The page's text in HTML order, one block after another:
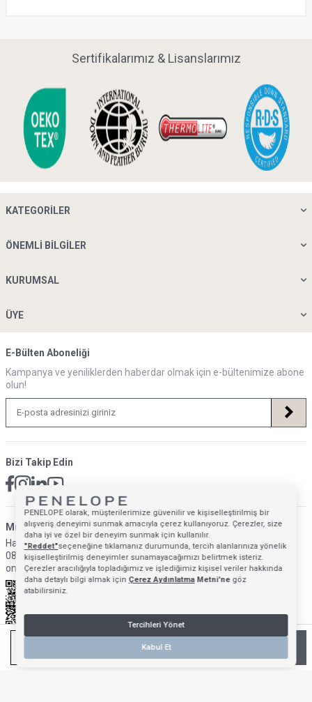
Anasayfa Mağazalarımız Favorilerim Giriş Yap Sepetim
SEPETE EKLE
Sertifikalarımız & Lisanslarımız
KATEGORILER
ÖNEMLI BILGILER
KURUMSAL
ÜYE
E-Bülten Aboneliği
Kampanya ve yeniliklerden haberdar olmak için e-bültenimize abone
olun!
Bizi Takip Edin
Müsteri Hizmetleri İletişim Adresi
Hafta İçi: 09:00 - 18:00
0850 640 1993
onlinedestek@penelopebedroom.com
PENELOPE olarak, müşterilerimize güvenilir ve kişiselleştirilmiş bir
alışveriş deneyimi sunmak amacıyla çerez kullanıyoruz. Çerezler, size
daha iyi ve özel bir deneyim sunmak için kullanılır.
"Reddet"seçeneğine tıklamanız durumunda, tercih alanlarınıza yönelik
kişiselleştirilmiş deneyimler sunamayacağımızı belirtmek isteriz.
Çerezler aracılığıyla topladığımız ve işlediğimiz kişisel veriler hakkında
daha detaylı bilgi almak için Çerez AydınlatmaMetni'negöz
atabilirsiniz.
Tercihleri Yönet
Kabul Et